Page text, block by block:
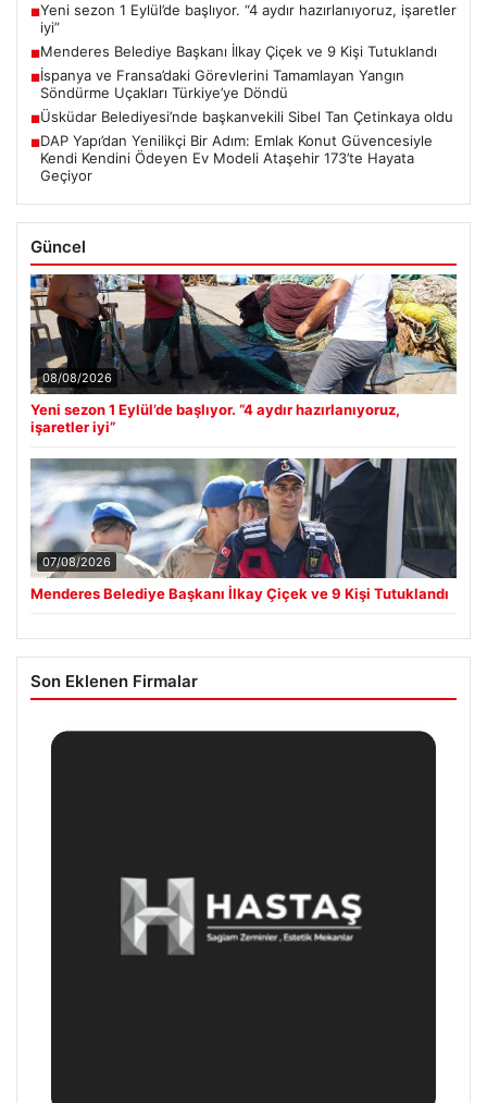
■Yeni sezon 1 Eylül’de başlıyor. “4 aydır hazırlanıyoruz, işaretler
iyi”
■Menderes Belediye Başkanı İlkay Çiçek ve 9 Kişi Tutuklandı
■İspanya ve Fransa’daki Görevlerini Tamamlayan Yangın
Söndürme Uçakları Türkiye’ye Döndü
■Üsküdar Belediyesi’nde başkanvekili Sibel Tan Çetinkaya oldu
■DAP Yapı’dan Yenilikçi Bir Adım: Emlak Konut Güvencesiyle
Kendi Kendini Ödeyen Ev Modeli Ataşehir 173’te Hayata
Geçiyor
Güncel
08/08/2026
Yeni sezon 1 Eylül’de başlıyor. “4 aydır hazırlanıyoruz,
işaretler iyi”
07/08/2026
Menderes Belediye Başkanı İlkay Çiçek ve 9 Kişi Tutuklandı
Son Eklenen Firmalar